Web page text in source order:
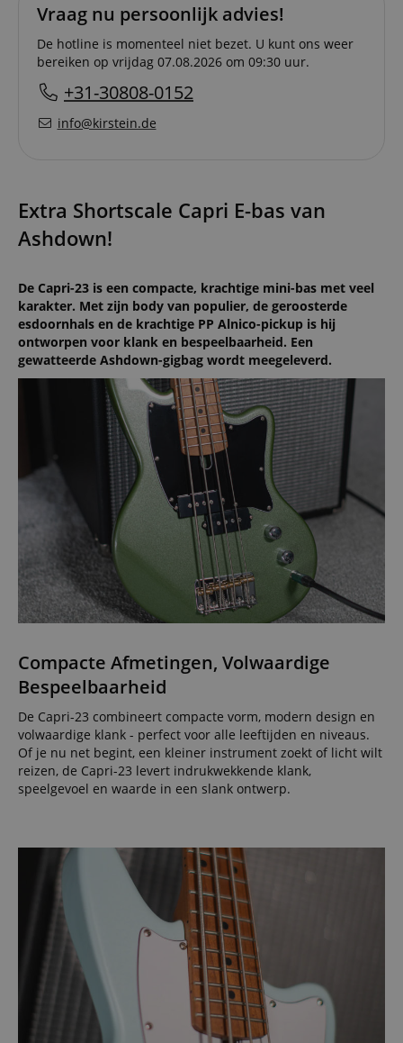
Vraag nu persoonlijk advies!
De hotline is momenteel niet bezet. U kunt ons weer
bereiken op vrijdag 07.08.2026 om 09:30 uur.
+31-30808-0152
info@kirstein.de
Extra Shortscale Capri E-bas van
Ashdown!
De Capri-23 is een compacte, krachtige mini-bas met veel
karakter. Met zijn body van populier, de geroosterde
esdoornhals en de krachtige PP Alnico-pickup is hij
ontworpen voor klank en bespeelbaarheid. Een
gewatteerde Ashdown-gigbag wordt meegeleverd.
Compacte Afmetingen, Volwaardige
Bespeelbaarheid
De Capri-23 combineert compacte vorm, modern design en
volwaardige klank - perfect voor alle leeftijden en niveaus.
Of je nu net begint, een kleiner instrument zoekt of licht wilt
reizen, de Capri-23 levert indrukwekkende klank,
speelgevoel en waarde in een slank ontwerp.